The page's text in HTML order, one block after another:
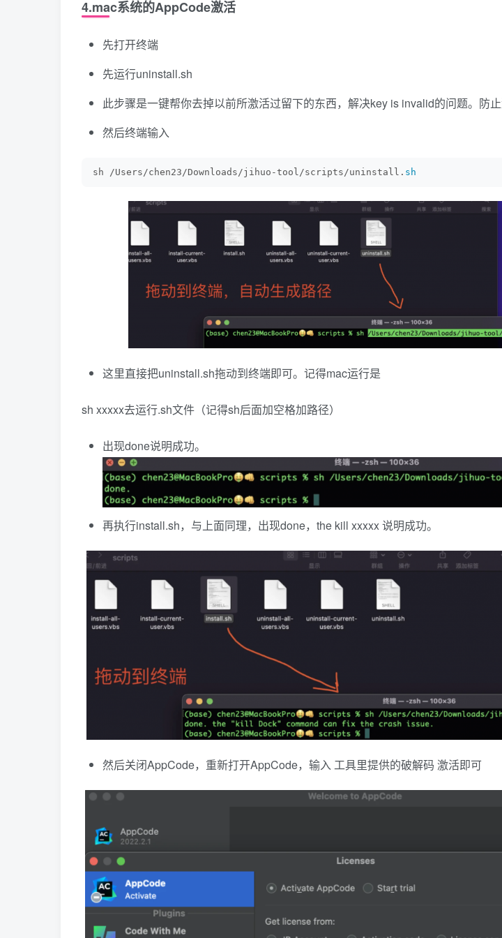
4.mac系统的AppCode激活
先打开终端
先运行uninstall.sh
此步骤是一键帮你去掉以前所激活过留下的东西，解决key is invalid的问题。防
然后终端输入
sh /Users/chen23/Downloads/jihuo-tool/scripts/uninstall. sh
这里直接把uninstall.sh拖动到终端即可。记得mac运行是
sh xxxxx去运行.sh文件（记得sh后面加空格加路径）
出现done说明成功。
再执行install.sh，与上面同理，出现done，the kill xxxxx 说明成功。
然后关闭AppCode，重新打开AppCode，输入 工具里提供的破解码 激活即可